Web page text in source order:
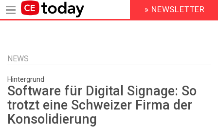
Inhalt
HEADER
MENU
» NEWSLETTER
NEWS
Hintergrund
Software für Digital Signage: So
trotzt eine Schweizer Firma der
Konsolidierung